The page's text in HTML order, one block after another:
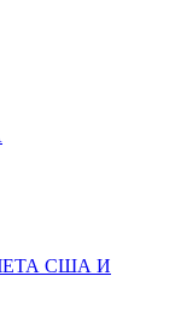
США И